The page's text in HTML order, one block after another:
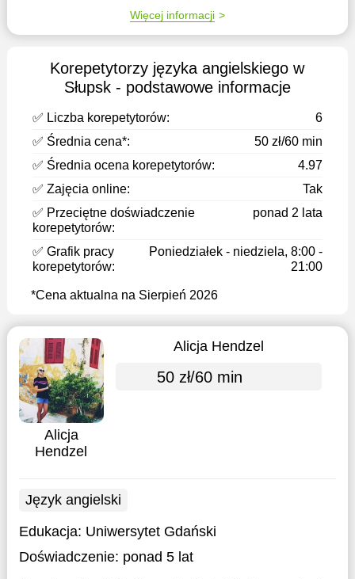
Więcej informacji
Korepetytorzy języka angielskiego w
Słupsk - podstawowe informacje
✅ Liczba korepetytorów:
6
✅ Średnia cena*:
50 zł/60 min
✅ Średnia ocena korepetytorów:
4.97
✅ Zajęcia online:
Tak
✅ Przeciętne doświadczenie
korepetytorów:
ponad 2 lata
✅ Grafik pracy
korepetytorów:
Poniedziałek - niedziela, 8:00 -
21:00
*Cena aktualna na Sierpień 2026
Alicja
Hendzel
Alicja Hendzel
50 zł/60 min
Język angielski
Edukacja: Uniwersytet Gdański
Doświadczenie: ponad 5 lat